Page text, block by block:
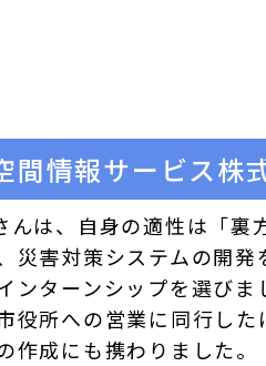
間情報サービス株
んは、自身の適性は「裏
災害対策システムの開
ンターンシップを選び
役所への営業に同行し
作成にも携わりました。